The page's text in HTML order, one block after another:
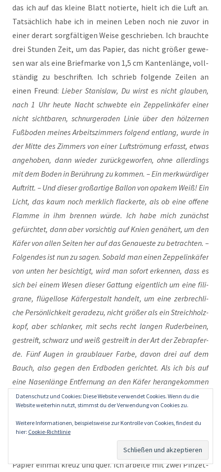
das ich auf das klei­ne Blatt notier­te, hielt ich die Luft an.
Tat­säch­lich habe ich in mei­nen Leben noch nie zuvor in
einer der­art sorg­fäl­ti­gen Wei­se geschrie­ben. Ich brauch­te
drei Stun­den Zeit, um das Papier, das nicht grö­ßer gewe­
sen war als eine Brief­mar­ke von 1,5 cm Kan­ten­län­ge, voll­
stän­dig zu beschrif­ten. Ich schrieb fol­gen­de Zei­len an
einen Freund: Lie­ber Sta­nis­law, Du wirst es nicht glau­ben,
nach 1 Uhr heu­te Nacht schweb­te ein Zep­pel­in­kä­fer einer
nicht sicht­ba­ren, schnur­ge­ra­den Linie über den höl­zer­nen
Fuß­bo­den mei­nes Arbeits­zim­mers fol­gend ent­lang, wur­de in
der Mit­te des Zim­mers von einer Luft­strö­mung erfasst, etwas
ange­ho­ben, dann wie­der zurück­ge­wor­fen, ohne aller­dings
mit dem Boden in Berüh­rung zu kom­men. – Ein merk­wür­di­ger
Auf­tritt. – Und die­ser groß­ar­ti­ge Bal­lon von opa­k­em Weiß! Ein
Licht, das kaum noch merk­lich fla­cker­te, als ob eine offe­ne
Flam­me in ihm bren­nen wür­de. Ich habe mich zunächst
gefürch­tet, dann aber vor­sich­tig auf Knien genä­hert, um den
Käfer von allen Sei­ten her auf das Genau­es­te zu betrach­ten. –
Fol­gen­des ist nun zu sagen. Sobald man einen Zep­pel­in­kä­fer
von unten her besich­tigt, wird man sofort erken­nen, dass es
sich bei einem Wesen die­ser Gat­tung eigent­lich um eine fili­
gra­ne, flü­gel­lo­se Käfer­ge­stalt han­delt, um eine zer­brech­li­
che Per­sön­lich­keit gera­de­zu, nicht grö­ßer als ein Streich­holz­
kopf, aber schlan­ker, mit sechs recht lan­gen Ruder­bei­nen,
gestreift, schwarz und weiß gestreift in der Art der Zebra­pfer­
de. Fünf Augen in grau­blau­er Far­be, davon drei auf dem
Bauch, also gegen den Erd­bo­den gerich­tet. Als ich bis auf
eine Nasen­län­ge Ent­fer­nung an den Käfer her­an­ge­kom­men
war, habe ich einen leich­ten Duft von Schwe­fel wahr­ge­nom­
men, auch, dass der Käfer flüch­tet, sobald man ihn mit
einem Fin­ger berüh­ren möch­te. Ein Wesen ohne Laut. Dein
Lou­is, herz­lichst.— Es war eine wirk­lich har­te Arbeit, all
die­se Zei­chen zu notie­ren. Dann fal­te­te ich das Blatt
Papier ein­mal kreuz und quer. Ich arbei­te mit zwei Pin­zet­
Datenschutz und Cookies: Diese Website verwendet Cookies. Wenn du die
Website weiterhin nutzt, stimmst du der Verwendung von Cookies zu.
Weitere Informationen, beispielsweise zur Kontrolle von Cookies, findest du
hier: Cookie-Richtlinie